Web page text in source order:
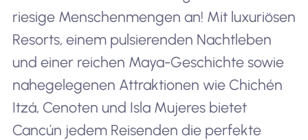
39 Sydney, Australia
40 Rhodes, Greece
riesige Menschenmengen an! Mit luxuriösen
Resorts, einem pulsierenden Nachtleben
und einer reichen Maya-Geschichte sowie
nahegelegenen Attraktionen wie Chichén
Itzá, Cenoten und Isla Mujeres bietet
Cancún jedem Reisenden die perfekte